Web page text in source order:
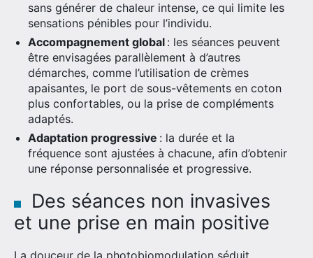
sans générer de chaleur intense, ce qui limite les
sensations pénibles pour l’individu.
Accompagnement global : les séances peuvent
être envisagées parallèlement à d’autres
démarches, comme l’utilisation de crèmes
apaisantes, le port de sous-vêtements en coton
plus confortables, ou la prise de compléments
adaptés.
Adaptation progressive : la durée et la
fréquence sont ajustées à chacune, afin d’obtenir
une réponse personnalisée et progressive.
Des séances non invasives
et une prise en main positive
La douceur de la photobiomodulation séduit